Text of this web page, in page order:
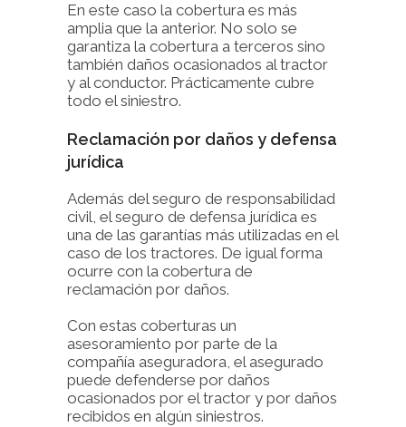
En este caso la cobertura es más
amplia que la anterior. No solo se
garantiza la cobertura a terceros sino
también daños ocasionados al tractor
y al conductor. Prácticamente cubre
todo el siniestro.
Reclamación por daños y defensa
jurídica
Además del seguro de responsabilidad
civil, el seguro de defensa jurídica es
una de las garantías más utilizadas en el
caso de los tractores. De igual forma
ocurre con la cobertura de
reclamación por daños.
Con estas coberturas un
asesoramiento por parte de la
compañía aseguradora, el asegurado
puede defenderse por daños
ocasionados por el tractor y por daños
recibidos en algún siniestros.